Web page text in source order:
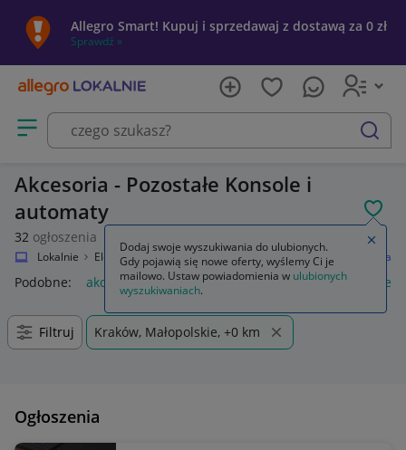
Allegro Smart! Kupuj i sprzedawaj z dostawą za 0 zł
Sprawdź »
Otwórz menu z kategoriami
szukaj
Akcesoria - Pozostałe Konsole i
automaty
32 ogłoszenia
Lokalnie Elektronika Konsole i automaty Pozostałe Akcesoria
Podobne: akcesoria akcesoria wędkarskie akcesoria
Filtruj Kraków, Małopolskie, +0 km
Ogłoszenia
Dodaj swoje wyszukiwania do ulubionych.
Gdy pojawią się nowe oferty, wyślemy Ci je
mailowo. Ustaw powiadomienia w ulubionych
wyszukiwaniach.